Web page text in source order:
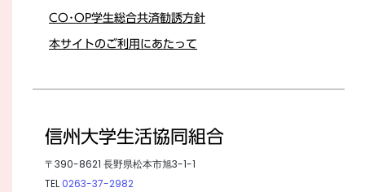
CO･OP学生総合共済勧誘方針
本サイトのご利用にあたって
信州大学生活協同組合
〒390-8621 長野県松本市旭3-1-1
TEL 0263-37-2982